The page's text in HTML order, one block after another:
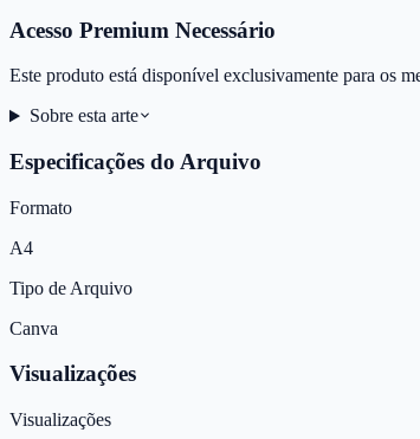
Acesso Premium Necessário
Este produto está disponível exclusivamente para os
Sobre esta arte
Especificações do Arquivo
Formato
A4
Tipo de Arquivo
Canva
Visualizações
Visualizações